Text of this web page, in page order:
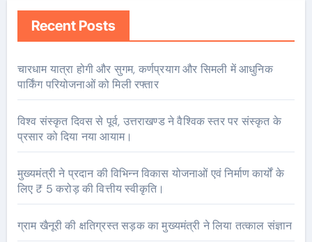
Recent Posts
चारधाम यात्रा होगी और सुगम, कर्णप्रयाग और सिमली में आधुनिक
पार्किंग परियोजनाओं को मिली रफ्तार
विश्व संस्कृत दिवस से पूर्व, उत्तराखण्ड ने वैश्विक स्तर पर संस्कृत के
प्रसार को दिया नया आयाम।
मुख्यमंत्री ने प्रदान की विभिन्न विकास योजनाओं एवं निर्माण कार्यों के
लिए ₹ 5 करोड़ की वित्तीय स्वीकृति।
ग्राम खैनूरी की क्षतिग्रस्त सड़क का मुख्यमंत्री ने लिया तत्काल संज्ञान